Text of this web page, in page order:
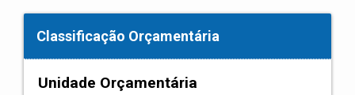
Classificação Orçamentária
Unidade Orçamentária